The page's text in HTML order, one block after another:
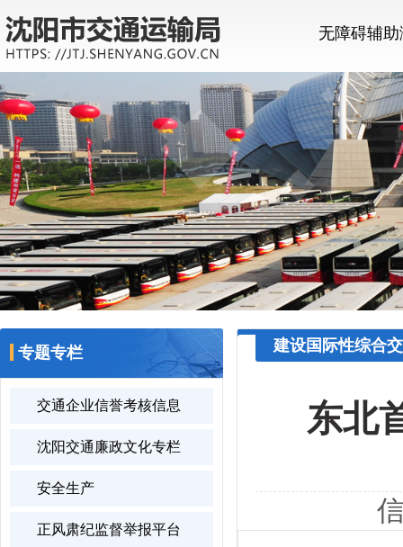
无障碍辅
专题专栏
交通企业信誉考核信息
沈阳交通廉政文化专栏
安全生产
正风肃纪监督举报平台
建设国际性综合
东北